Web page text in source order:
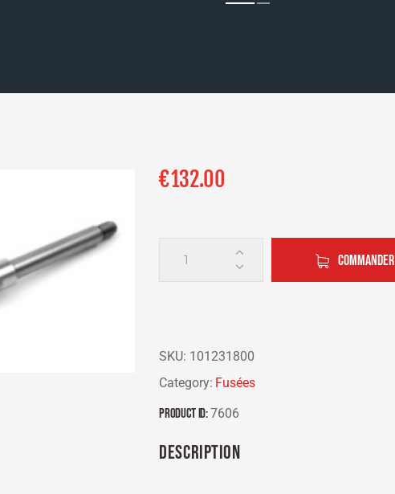
€132.00
COMMANDER
SKU: 101231800
Category: Fusées
Product ID:7606
DESCRIPTION